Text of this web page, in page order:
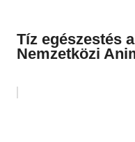
Tíz egészestés
Nemzetközi